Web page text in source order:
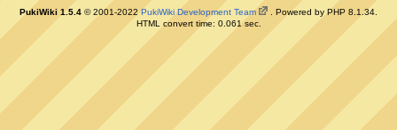
PukiWiki 1.5.4 © 2001-2022PukiWiki Development Team
. Powered by PHP 8.1.34.
HTML convert time: 0.061 sec.